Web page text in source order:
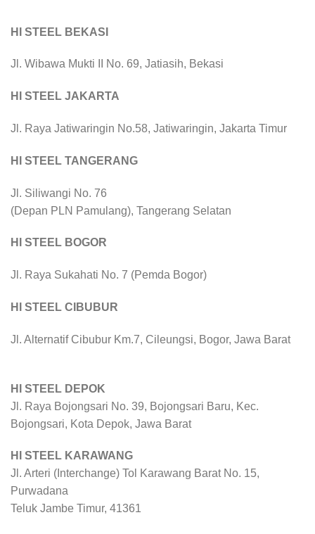
HI STEEL BEKASI
Jl. Wibawa Mukti II No. 69, Jatiasih, Bekasi
HI STEEL JAKARTA
Jl. Raya Jatiwaringin No.58, Jatiwaringin, Jakarta Timur
HI STEEL TANGERANG
Jl. Siliwangi No. 76
(Depan PLN Pamulang), Tangerang Selatan
HI STEEL BOGOR
Jl. Raya Sukahati No. 7 (Pemda Bogor)
HI STEEL CIBUBUR
Jl. Alternatif Cibubur Km.7, Cileungsi, Bogor, Jawa Barat
HI STEEL DEPOK
Jl. Raya Bojongsari No. 39, Bojongsari Baru, Kec.
Bojongsari, Kota Depok, Jawa Barat
HI STEEL KARAWANG
Jl. Arteri (Interchange) Tol Karawang Barat No. 15,
Purwadana
Teluk Jambe Timur, 41361